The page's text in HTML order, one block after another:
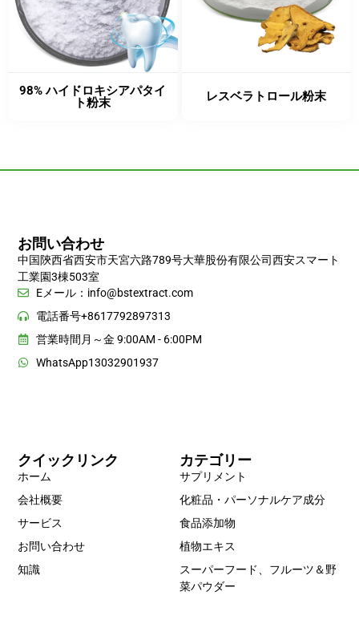
98% ハイドロキシアパタイ
ト粉末
レスベラトロール粉末
カテゴリー
サプリメント
化粧品・パーソナルケア成分
食品添加物
植物エキス
スーパーフード、フルーツ＆野
菜パウダー
クイックリンク
ホーム
会社概要
サービス
お問い合わせ
知識
お問い合わせ
中国陝西省西安市天宮六路789号大華股份有限公司西安スマート
工業園3棟503室
Eメール： info@bstextract.com
電話番号+8617792897313
営業時間月～金 9:00AM - 6:00PM
WhatsApp13032901937